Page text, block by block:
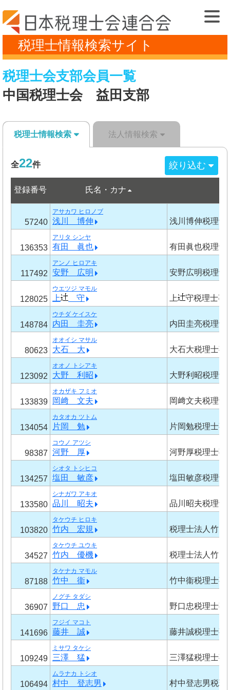
税理士情報検索サイト
税理士会支部会員一覧
中国税理士会 益田支部
税理士情報検索 法人情報検索
全22件 絞り込む
登録番号 氏名・カナ
57240
アサカワ ヒロノブ
浅川 博伸 浅川博伸税理士
136353
アリタ シンヤ
有田 眞也 有田眞也税理士
117492
アンノ ヒロアキ
安野 広明 安野広明税理士
128025
ウエツジ マモル
上 守 上 守税理士事
148784
ウチダ ケイスケ
内田 圭亮 内田圭亮税理士
80623
オオイシ マサル
大石 大 大石大税理士事
123092
オオノ トシアキ
大野 利昭 大野利昭税理士
133839
オカザキ フミオ
岡﨑 文夫 岡﨑文夫税理士
134054
カタオカ ツトム
片岡 勉 片岡勉税理士事
98387
コウノ アツシ
河野 厚 河野厚税理士事
134257
シオタ トシヒコ
塩田 敏彦 塩田敏彦税理士
133580
シナガワ アキオ
品川 昭夫 品川昭夫税理士
103820
タケウチ ヒロキ
竹内 宏規 税理士法人竹内
34527
タケウチ ユウキ
竹内 優機 税理士法人竹内
87188
タケナカ マモル
竹中 衞 竹中衞税理士事
36907
ノグチ タダシ
野口 忠 野口忠税理士事
141696
フジイ マコト
藤井 誠 藤井誠税理士事
109249
ミサワ タケシ
三澤 猛 三澤猛税理士事
106494
ムラナカ トシオ
村中 登志男 村中登志男税理